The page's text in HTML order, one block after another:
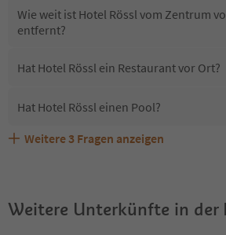
Wie weit ist Hotel Rössl vom Zentrum
entfernt?
Hat Hotel Rössl ein Restaurant vor Ort?
Hat Hotel Rössl einen Pool?
Sind Haustiere in der Unterkunft Hotel
Welche Services bietet Hotel Rössl?
Erhalten die Gäste von Hotel Rössl einen Südtirol
Weitere 3 Fragen anzeigen
Weitere Unterkünfte in der